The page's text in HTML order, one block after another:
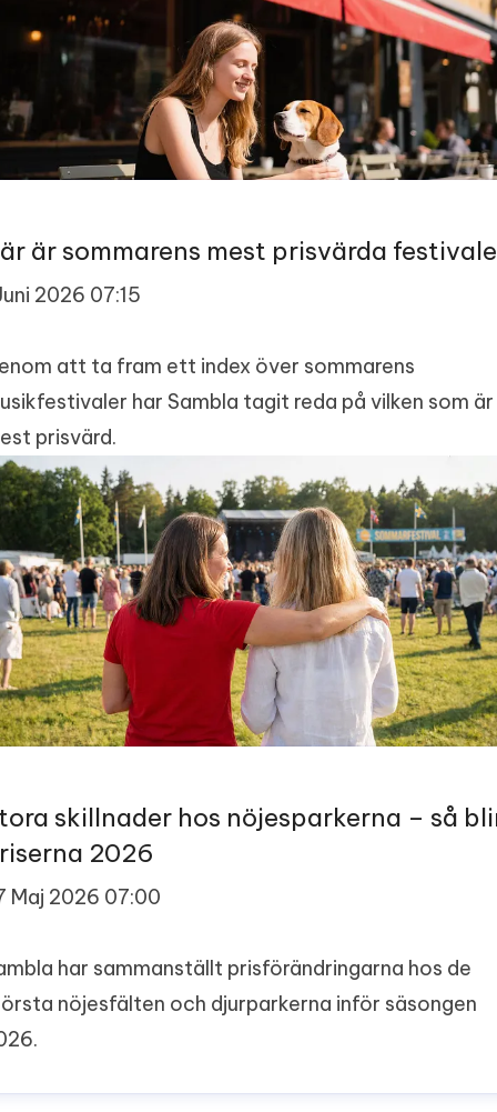
är sommarens mest prisvärda
2026 07:15
att ta fram ett index över sommarens
har Sambla tagit reda på vilken som är
prisvärd.
skillnader hos nöjesparkerna – så
2026
Maj 2026 07:00
har sammanställt prisförändringarna hos de
nöjesfälten och djurparkerna inför säsongen